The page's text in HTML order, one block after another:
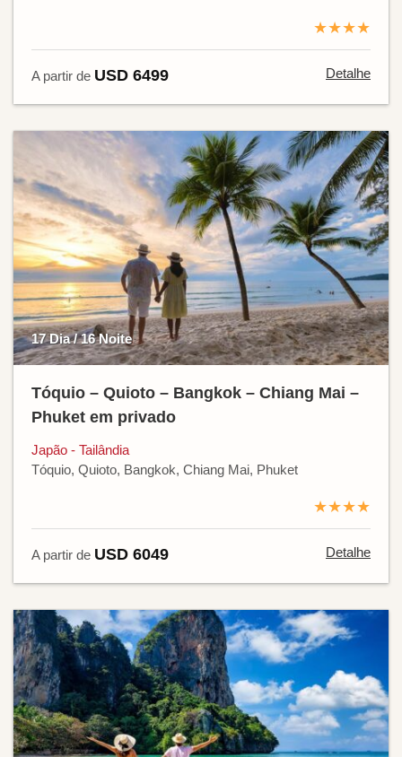
★★★★
A partir de USD 6499 Detalhe
17 Dia / 16 Noite
Tóquio – Quioto – Bangkok – Chiang Mai –
Phuket em privado
Japão - Tailândia
Tóquio, Quioto, Bangkok, Chiang Mai, Phuket
★★★★
A partir de USD 6049 Detalhe